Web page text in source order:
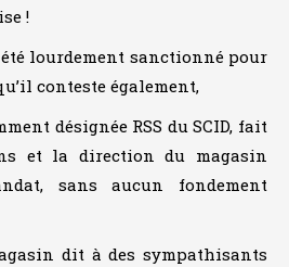
!
lourdement sanctionné pour
conteste également,
désignée RSS du SCID, fait
et la direction du magasin
sans aucun fondement
dit à des sympathisants